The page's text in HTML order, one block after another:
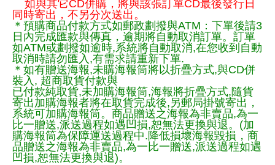
如與其它CD併購，將與該張訂單CD最後發行日
同時寄出，不另分次送出。
＊預購商品付款方式如郵政劃撥與ATM：下單後請3
日內完成匯款與傳真，逾期將自動取消訂單。訂單
如ATM或劃撥如逾時,系統將自動取消,在您收到自動
取消時請勿匯入,有需求請重新下單.
＊如有贈送海報,未購海報筒將以折疊方式,與CD併
裝入, 超商取貨付款與
已付款純取貨,未加購海報筒,海報將折疊方式,隨貨
寄出加購海報者將在取貨完成後,另郵局掛號寄出，
系統可加購海報筒。商品贈送之海報為非賣品,為一
比一贈送,派送過程如遇凹損,恕無法更換與退。(加
購海報筒為保障運送過程中.降低損壞海報毀損，商
品贈送之海報為非賣品,為一比一贈送,派送過程如遇
凹損,恕無法更換與退)。